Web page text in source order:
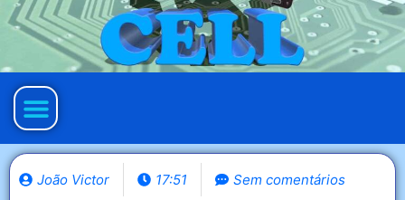
João Victor 17:51 Sem comentários